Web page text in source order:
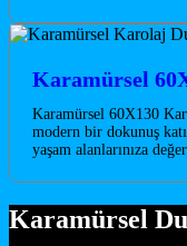
Karamürsel
Karamürsel 60X130
modern bir dokunuş
yaşam alanlarınıza
Karamürsel